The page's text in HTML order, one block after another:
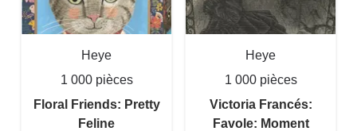
Heye
1 000 pièces
Floral Friends: Pretty
Feline
Heye
1 000 pièces
Victoria Francés:
Favole: Moment